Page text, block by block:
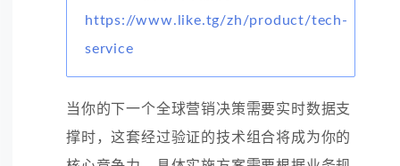
https://www.like.tg/zh/product/tech-
service
当你的下一个全球营销决策需要实时数据支
撑时，这套经过验证的技术组合将成为你的